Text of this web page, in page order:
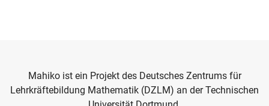
Mahiko ist ein Projekt des Deutsches Zentrums für
Lehrkräftebildung Mathematik (DZLM) an der Technischen